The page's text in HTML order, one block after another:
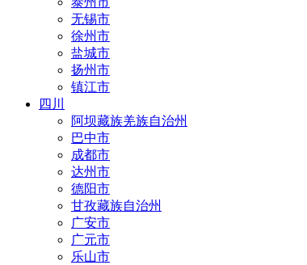
无锡市
徐州市
盐城市
扬州市
镇江市
四川
阿坝藏族羌族自治州
巴中市
成都市
达州市
德阳市
甘孜藏族自治州
广安市
广元市
乐山市